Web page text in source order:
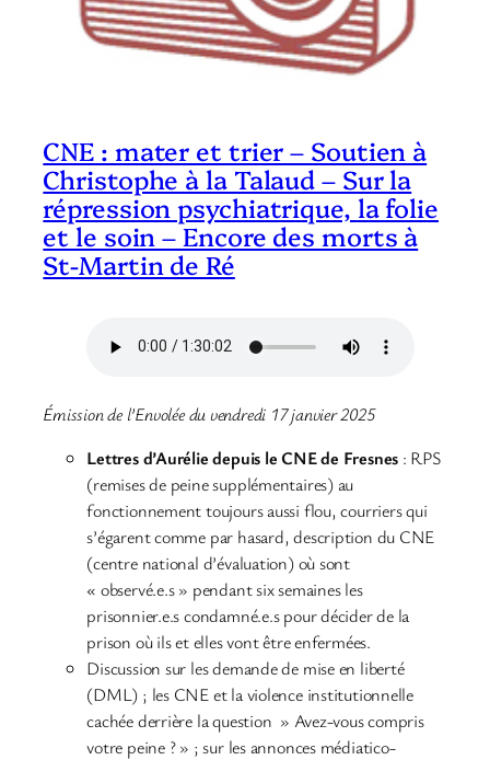
CNE : mater et trier – Soutien à
Christophe à la Talaud – Sur la
répression psychiatrique, la folie
et le soin – Encore des morts à
St-Martin de Ré
Émission de l’Envolée du vendredi 17 janvier 2025
Lettres d’Aurélie depuis le CNE de Fresnes : RPS
(remises de peine supplémentaires) au
fonctionnement toujours aussi flou, courriers qui
s’égarent comme par hasard, description du CNE
(centre national d’évaluation) où sont
« observé.e.s » pendant six semaines les
prisonnier.e.s condamné.e.s pour décider de la
prison où ils et elles vont être enfermées.
Discussion sur les demande de mise en liberté
(DML) ; les CNE et la violence institutionnelle
cachée derrière la question » Avez-vous compris
votre peine ? » ; sur les annonces médiatico-